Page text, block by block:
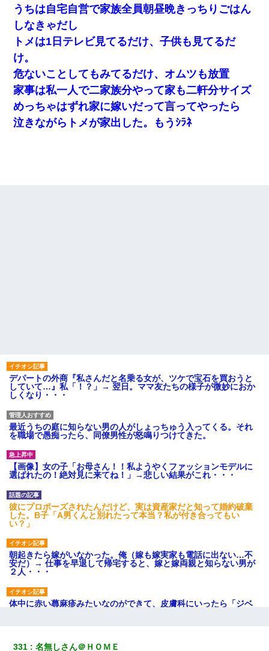
うちは自宅自営で家族全員朝昼晩きっちりごはん
しなきゃだし
トメは1日テレビ見てるだけ、子供も見てるだ
け。
危ないことしてもみてるだけ、オムツも放置
家事は私一人で二家族分やって家も二軒分サイズ
めっちゃはずれ家に嫁いだって言ってやったら
泣きながらトメが家出した。もうｼﾗﾈ
デパートの外商『私さんだと名乗る女が、ツケで宝石を買おうと
していて…』私「！？」→ 翌日。ママ友たちの様子が微妙におか
しくなり・・・
最近うちの庭に知らない男の人がしょっちゅう入ってくる。それ
を職場で愚痴ったら、同僚男性が怒鳴りつけてきた。
【画像】女の子「お母さん！！私ようやくファッションモデルに
選ばれたの！絶対見に来てね！」→悲しい結果がこれ・・・
彼にプロポーズされたんだけど、実は資産家だと知って婚約破棄
した。B子「A男くんと別れたって本当？私が付き合ってもい
い？」
朝起きたら嫁がいなかった。俺（嫁も嫁実家も電話に出ない…不
安だ）→ 仕事を早退して帰宅すると、嫁と嫁両親と知らない男が
２人・・・
体中に赤い蕁麻疹みたいなのができて、皮膚科にいったら「ジベ
結婚生活10ヶ月目で嫁から一方的に「もう冷めた」と離婚切り出
331 名無しさん＠ＨＯＭＥ